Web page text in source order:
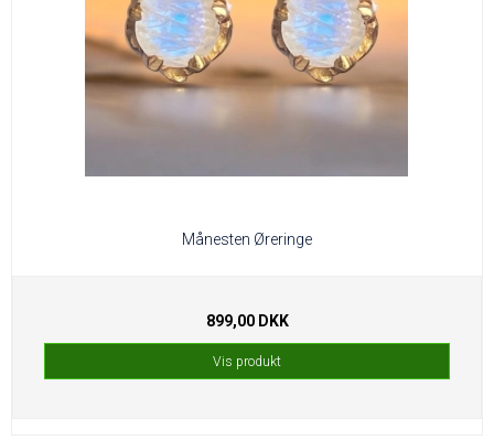
Månesten Øreringe
899,00 DKK
Vis produkt